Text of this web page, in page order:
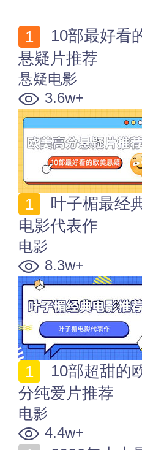
悬疑片推荐
悬疑电影
3.6w+
电影代表作
电影
8.3w+
分纯爱片推荐
电影
4.4w+